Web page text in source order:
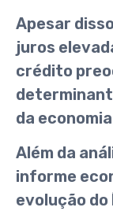
Apesar
juros
crédito
da economia
Além da
informe
evolução